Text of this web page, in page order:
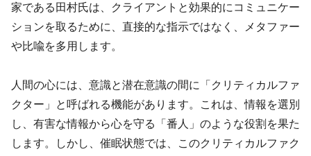
家である田村氏は、クライアントと効果的にコミュニケー
ションを取るために、直接的な指示ではなく、メタファー
や比喩を多用します。
人間の心には、意識と潜在意識の間に「クリティカルファ
クター」と呼ばれる機能があります。これは、情報を選別
し、有害な情報から心を守る「番人」のような役割を果た
します。しかし、催眠状態では、このクリティカルファク